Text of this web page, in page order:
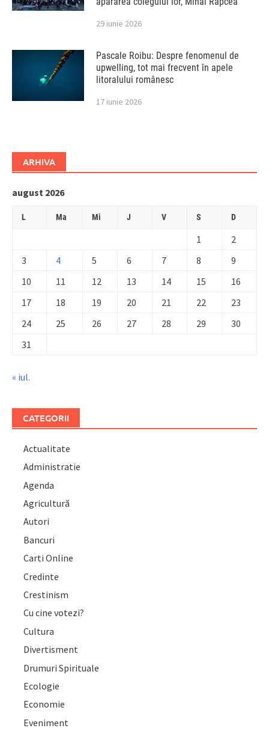
29 iunie 2026
Pascale Roibu: Despre fenomenul de
upwelling, tot mai frecvent în apele
litoralului românesc
17 iunie 2026
ARHIVA
august 2026
L Ma Mi J V S D
1
2
3
4 5 6 7 8
9
10
11 12 13 14 15
16
17
18 19 20 21 22
23
24
25 26 27 28 29
30
31
« iul.
CATEGORII
Actualitate
Administratie
Agenda
Agricultură
Autori
Bancuri
Carti Online
Credinte
Crestinism
Cu cine votezi?
Cultura
Divertisment
Drumuri Spirituale
Ecologie
Economie
Eveniment